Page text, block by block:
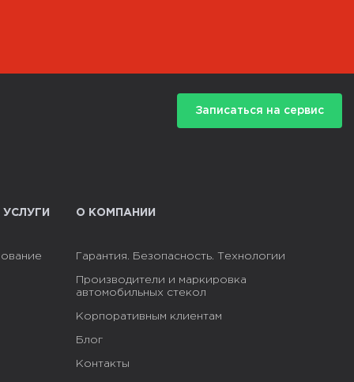
Записаться на сервис
О КОМПАНИИ
Гарантия. Безопасность. Технологии
Производители и маркировка
автомобильных стекол
Корпоративным клиентам
Блог
Контакты